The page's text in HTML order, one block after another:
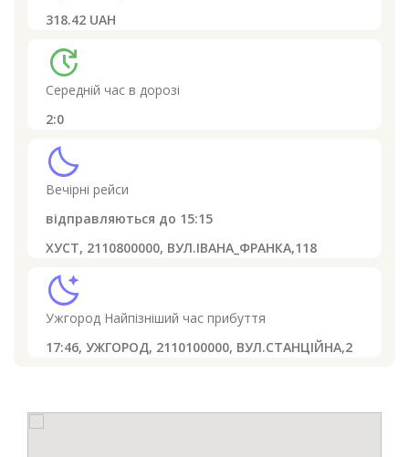
318.42 UAH
update
Середній час в дорозі
2:0
clear_night
Вечірні рейси
відправляються до 15:15
ХУСТ, 2110800000, ВУЛ.ІВАНА_ФРАНКА,118
sleep
Ужгород Найпізніший час прибуття
17:46, УЖГОРОД, 2110100000, ВУЛ.СТАНЦІЙНА,2